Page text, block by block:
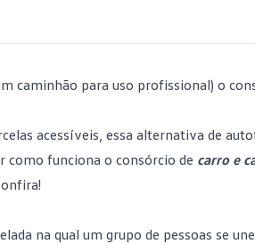
caminhão para uso profissional) o
acessíveis, essa alternativa de
como funciona o consórcio de carro e
na qual um grupo de pessoas se